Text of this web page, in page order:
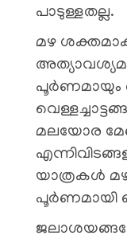
പാടുള്ളതല്ല.
മഴ
പൂർണമായും
മലയോര
യാത്രകൾ
പൂർണമായി